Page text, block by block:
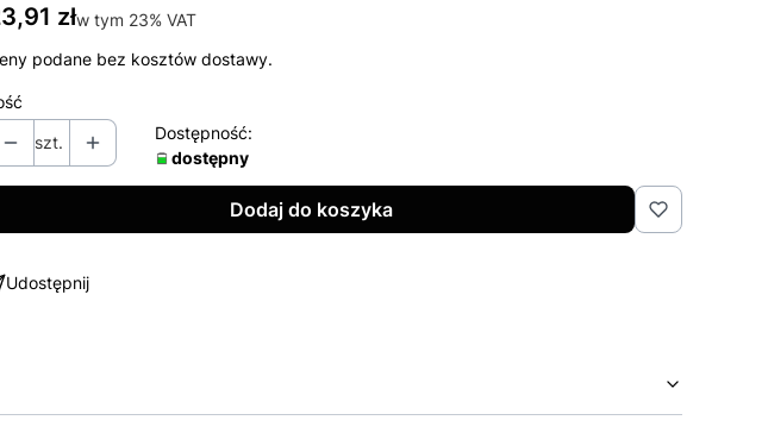
złw tym 23% VAT
w tym 23% VAT
podane bez kosztów dostawy.
szt.
Dostępność:
dostępny
Dodaj do koszyka
Udostępnij